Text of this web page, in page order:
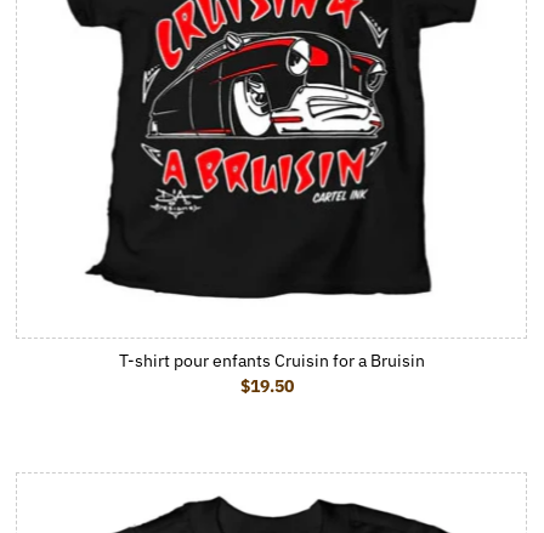
T-shirt pour enfants Cruisin for a Bruisin
Prix ordinaire
$19.50